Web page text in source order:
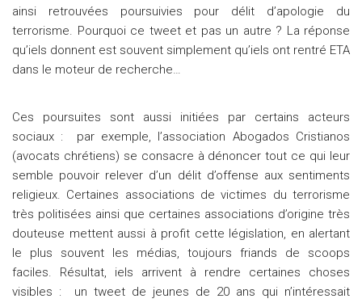
ainsi retrouvées poursuivies pour délit d’apologie du
terrorisme. Pourquoi ce tweet et pas un autre ? La réponse
qu’iels donnent est souvent simplement qu’iels ont rentré ETA
dans le moteur de recherche…
Ces poursuites sont aussi initiées par certains acteurs
sociaux : par exemple, l’association Abogados Cristianos
(avocats chrétiens) se consacre à dénoncer tout ce qui leur
semble pouvoir relever d’un délit d’offense aux sentiments
religieux. Certaines associations de victimes du terrorisme
très politisées ainsi que certaines associations d’origine très
douteuse mettent aussi à profit cette législation, en alertant
le plus souvent les médias, toujours friands de scoops
faciles. Résultat, iels arrivent à rendre certaines choses
visibles : un tweet de jeunes de 20 ans qui n’intéressait